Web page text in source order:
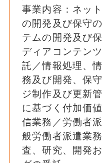
事業内容：ネッ
の開発及び保守
テムの開発及び
ディアコンテン
託／情報処理、
務及び開発、保
ジ制作及び更新
に基づく付加価
信業務／労働者
般労働者派遣業
査、研究、開発